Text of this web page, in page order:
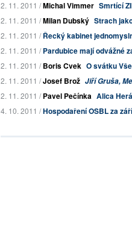
2. 11. 2011 /Michal Vimmer Smrtící
2. 11. 2011 /Milan Dubský Strach
2. 11. 2011 /Řecký kabinet
2. 11. 2011 /Pardubice mají odvážné
2. 11. 2011 /Boris Cvek O svátku
2. 11. 2011 /Josef Brož Jiří Gruša,
2. 11. 2011 /Pavel Pečínka Alica
4. 10. 2011 /Hospodaření OSBL za